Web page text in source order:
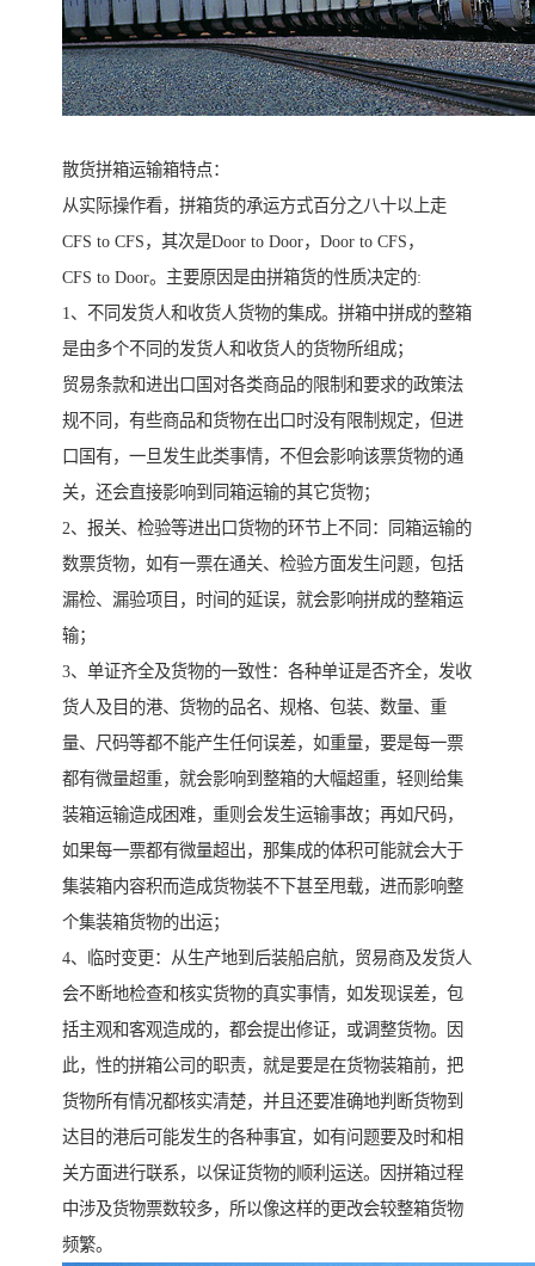
散货拼箱运输箱特点：
从实际操作看，拼箱货的承运方式百分之八十以上走
CFS to CFS，其次是Door to Door，Door to CFS，
CFS to Door。主要原因是由拼箱货的性质决定的:
1、不同发货人和收货人货物的集成。拼箱中拼成的整箱
是由多个不同的发货人和收货人的货物所组成；
贸易条款和进出口国对各类商品的限制和要求的政策法
规不同，有些商品和货物在出口时没有限制规定，但进
口国有，一旦发生此类事情，不但会影响该票货物的通
关，还会直接影响到同箱运输的其它货物；
2、报关、检验等进出口货物的环节上不同：同箱运输的
数票货物，如有一票在通关、检验方面发生问题，包括
漏检、漏验项目，时间的延误，就会影响拼成的整箱运
输；
3、单证齐全及货物的一致性：各种单证是否齐全，发收
货人及目的港、货物的品名、规格、包装、数量、重
量、尺码等都不能产生任何误差，如重量，要是每一票
都有微量超重，就会影响到整箱的大幅超重，轻则给集
装箱运输造成困难，重则会发生运输事故；再如尺码，
如果每一票都有微量超出，那集成的体积可能就会大于
集装箱内容积而造成货物装不下甚至甩载，进而影响整
个集装箱货物的出运；
4、临时变更：从生产地到后装船启航，贸易商及发货人
会不断地检查和核实货物的真实事情，如发现误差，包
括主观和客观造成的，都会提出修证，或调整货物。因
此，性的拼箱公司的职责，就是要是在货物装箱前，把
货物所有情况都核实清楚，并且还要准确地判断货物到
达目的港后可能发生的各种事宜，如有问题要及时和相
关方面进行联系，以保证货物的顺利运送。因拼箱过程
中涉及货物票数较多，所以像这样的更改会较整箱货物
频繁。